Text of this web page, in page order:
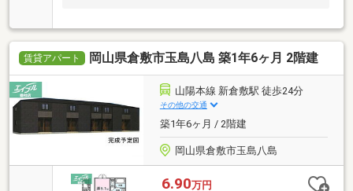
賃貸アパート 岡山県倉敷市玉島八島 築1年6ヶ月 2階建
山陽本線 新倉敷駅 徒歩24分
その他の交通
築1年6ヶ月 / 2階建
岡山県倉敷市玉島八島
6.90万円